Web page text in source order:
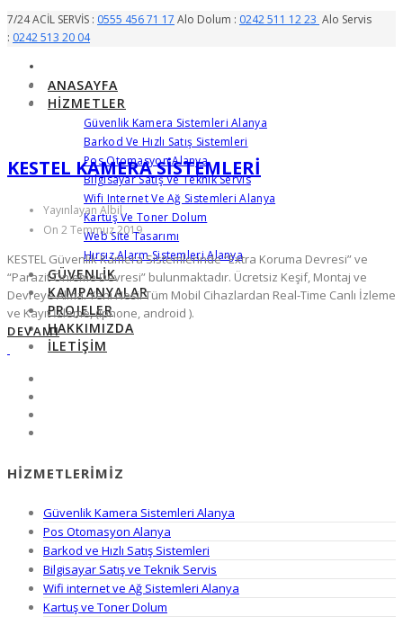
7/24 ACİL SERVİS : 0555 456 71 17 Alo Dolum : 0242 511 12 23 Alo Servis
: 0242 513 20 04
ANASAYFA
HIZMETLER
Güvenlik Kamera Sistemleri Alanya
Barkod Ve Hızlı Satış Sistemleri
Pos Otomasyon Alanya
Bilgisayar Satış Ve Teknik Servis
Wifi Internet Ve Ağ Sistemleri Alanya
Kartuş Ve Toner Dolum
Web Site Tasarımı
Hırsız Alarm Sistemleri Alanya
GÜVENLIK
KAMPANYALAR
PROJELER
HAKKIMIZDA
İLETIŞIM
KESTEL KAMERA SISTEMLERI
Yayınlayan Albil
On 2 Temmuz 2019
KESTEL Güvenlik Kamera Sistemlerinde “Extra Koruma Devresi” ve
“Parazit Önleme Devresi” bulunmaktadır. Ücretsiz Keşif, Montaj ve
Devreye Alma. Yeni Nesil Tüm Mobil Cihazlardan Real-Time Canlı İzleme
ve Kayıt İzleme, (iphone, android ).
DEVAMI
HIZMETLERIMIZ
Güvenlik Kamera Sistemleri Alanya
Pos Otomasyon Alanya
Barkod ve Hızlı Satış Sistemleri
Bilgisayar Satış ve Teknik Servis
Wifi internet ve Ağ Sistemleri Alanya
Kartuş ve Toner Dolum